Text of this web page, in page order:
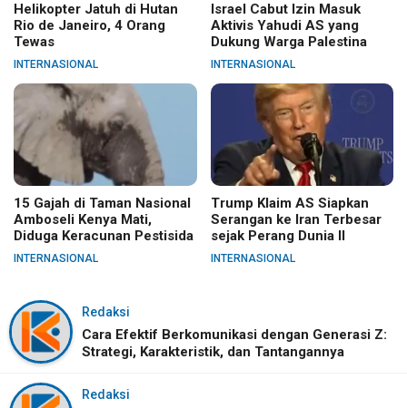
Helikopter Jatuh di Hutan
Rio de Janeiro, 4 Orang
Tewas
INTERNASIONAL
Israel Cabut Izin Masuk
Aktivis Yahudi AS yang
Dukung Warga Palestina
INTERNASIONAL
15 Gajah di Taman Nasional
Amboseli Kenya Mati,
Diduga Keracunan Pestisida
INTERNASIONAL
Trump Klaim AS Siapkan
Serangan ke Iran Terbesar
sejak Perang Dunia II
INTERNASIONAL
Redaksi
Cara Efektif Berkomunikasi dengan Generasi Z:
Strategi, Karakteristik, dan Tantangannya
Redaksi